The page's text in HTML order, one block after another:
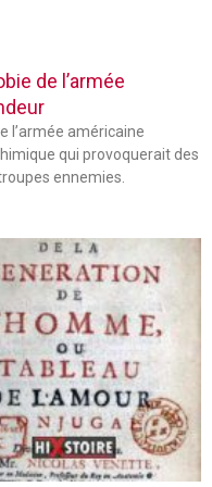
de l’armée
l’armée américaine
qui provoquerait des
ennemies.